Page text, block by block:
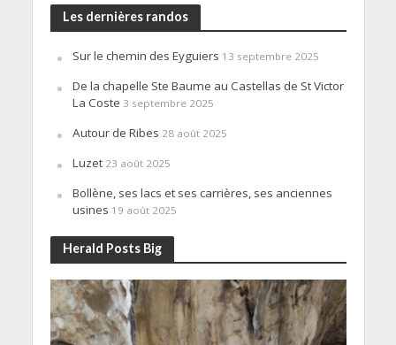
Les dernières randos
Sur le chemin des Eyguiers 13 septembre 2025
De la chapelle Ste Baume au Castellas de St Victor
La Coste 3 septembre 2025
Autour de Ribes 28 août 2025
Luzet 23 août 2025
Bollène, ses lacs et ses carrières, ses anciennes
usines 19 août 2025
Herald Posts Big